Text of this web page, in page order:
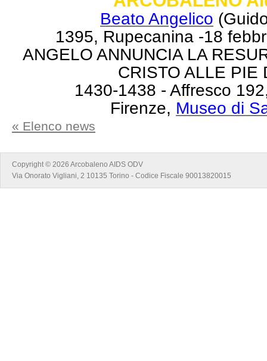
Beato Angelico
1395, Rupecanina -18
ANGELO ANNUNCIA LA
CRISTO ALLE PIE
1430-1438 - Affresco
Firenze, Museo di
« Elenco news
Copyright © 2026 Arcobaleno AIDS ODV
Via Onorato Vigliani, 2 10135 Torino - Codice Fiscale 90013820015